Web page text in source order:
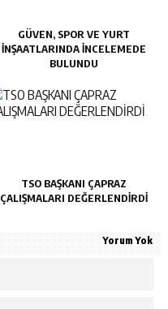
GÜVEN, SPOR VE YURT
İNŞAATLARINDA İNCELEMEDE
BULUNDU
TSO BAŞKANI ÇAPRAZ
ÇALIŞMALARI DEĞERLENDİRDİ
Yorum Yok